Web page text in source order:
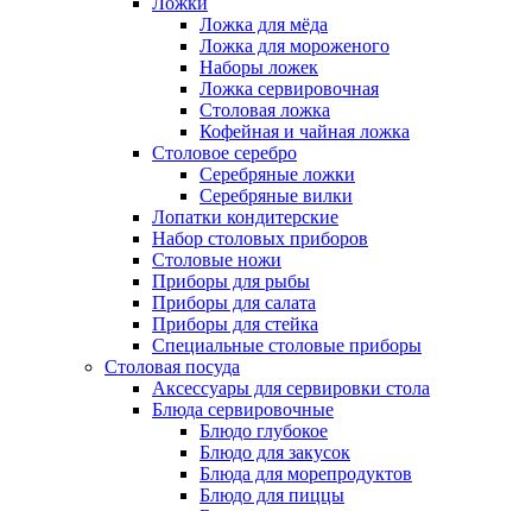
Ложка для мёда
Ложка для мороженого
Наборы ложек
Ложка сервировочная
Столовая ложка
Кофейная и чайная ложка
Столовое серебро
Серебряные ложки
Серебряные вилки
Лопатки кондитерские
Набор столовых приборов
Столовые ножи
Приборы для рыбы
Приборы для салата
Приборы для стейка
Специальные столовые приборы
Столовая посуда
Аксессуары для сервировки стола
Блюда сервировочные
Блюдо глубокое
Блюдо для закусок
Блюда для морепродуктов
Блюдо для пиццы